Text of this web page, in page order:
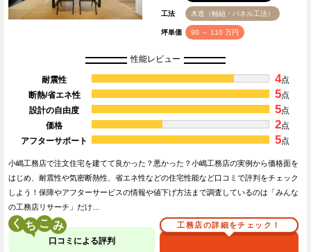
工法 木造（軸組・パネル工法）
坪単価 90 ～ 110 万円
性能レビュー
耐震性 4点
断熱/省エネ性
5点
設計の自由度
5点
価格
2点
アフターサポート
5点
小嶋工務店で注文住宅を建てて良かった？悪かった？小嶋工務店の実例から価格面を
はじめ、耐震性や気密断熱性、省エネ性などの住宅性能など口コミで評判をチェック
しよう！保障やアフターサービスの情報や値下げ方法まで調査しているのは「みんな
の工務店リサーチ」だけ…
く こ
口コミによる評判
工務店の詳細をチェック！